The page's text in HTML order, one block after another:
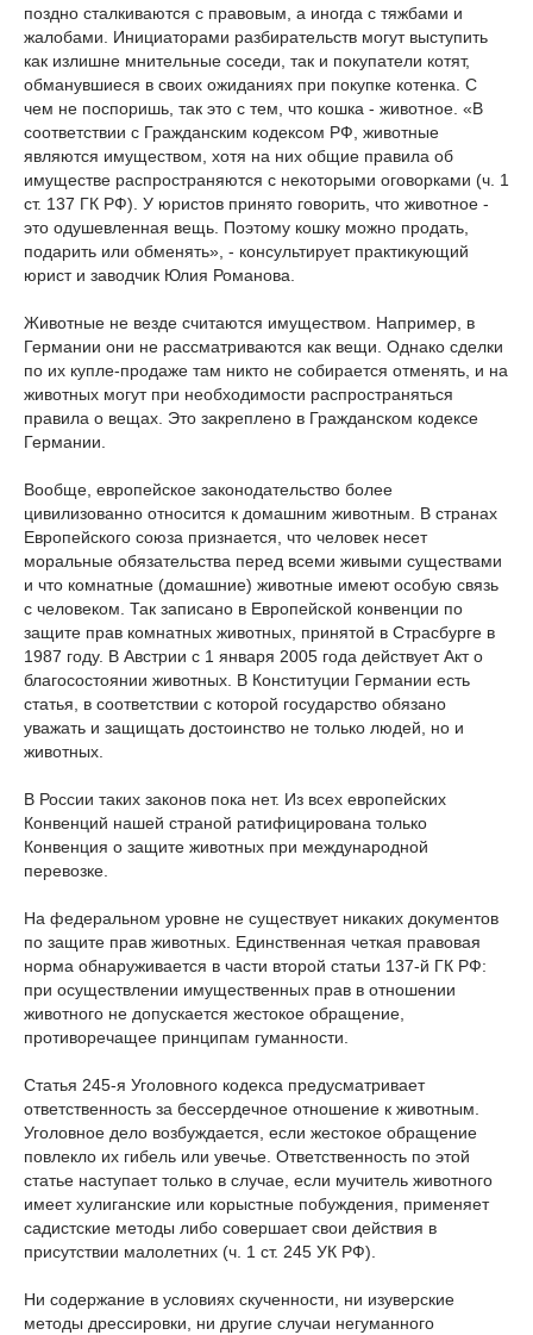
поздно сталкиваются с правовым, а иногда с тяжбами и
жалобами. Инициаторами разбирательств могут выступить
как излишне мнительные соседи, так и покупатели котят,
обманувшиеся в своих ожиданиях при покупке котенка. С
чем не поспоришь, так это с тем, что кошка - животное. «В
соответствии с Гражданским кодексом РФ, животные
являются имуществом, хотя на них общие правила об
имуществе распространяются с некоторыми оговорками (ч. 1
ст. 137 ГК РФ). У юристов принято говорить, что животное -
это одушевленная вещь. Поэтому кошку можно продать,
подарить или обменять», - консультирует практикующий
юрист и заводчик Юлия Романова.
Животные не везде считаются имуществом. Например, в
Германии они не рассматриваются как вещи. Однако сделки
по их купле-продаже там никто не собирается отменять, и на
животных могут при необходимости распространяться
правила о вещах. Это закреплено в Гражданском кодексе
Германии.
Вообще, европейское законодательство более
цивилизованно относится к домашним животным. В странах
Европейского союза признается, что человек несет
моральные обязательства перед всеми живыми существами
и что комнатные (домашние) животные имеют особую связь
с человеком. Так записано в Европейской конвенции по
защите прав комнатных животных, принятой в Страсбурге в
1987 году. В Австрии с 1 января 2005 года действует Акт о
благосостоянии животных. В Конституции Германии есть
статья, в соответствии с которой государство обязано
уважать и защищать достоинство не только людей, но и
животных.
В России таких законов пока нет. Из всех европейских
Конвенций нашей страной ратифицирована только
Конвенция о защите животных при международной
перевозке.
На федеральном уровне не существует никаких документов
по защите прав животных. Единственная четкая правовая
норма обнаруживается в части второй статьи 137-й ГК РФ:
при осуществлении имущественных прав в отношении
животного не допускается жестокое обращение,
противоречащее принципам гуманности.
Статья 245-я Уголовного кодекса предусматривает
ответственность за бессердечное отношение к животным.
Уголовное дело возбуждается, если жестокое обращение
повлекло их гибель или увечье. Ответственность по этой
статье наступает только в случае, если мучитель животного
имеет хулиганские или корыстные побуждения, применяет
садистские методы либо совершает свои действия в
присутствии малолетних (ч. 1 ст. 245 УК РФ).
Ни содержание в условиях скученности, ни изуверские
методы дрессировки, ни другие случаи негуманного